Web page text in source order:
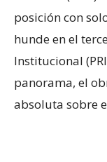
posición con
hunde en el
Institucional
panorama, el
absoluta sobre